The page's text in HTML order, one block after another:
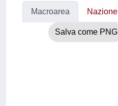
Macroarea Nazione
Salva come PNG